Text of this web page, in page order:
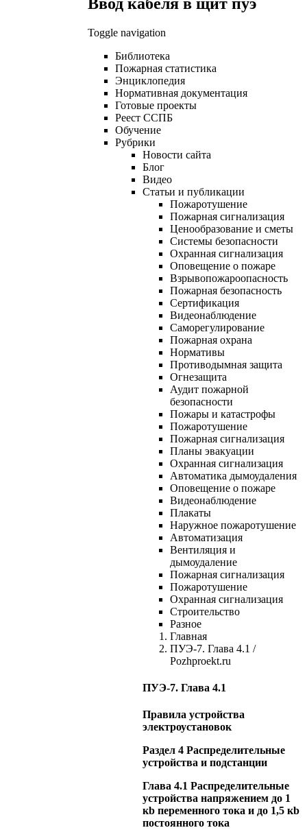
Toggle navigation
Библиотека
Пожарная статистика
Энциклопедия
Нормативная документация
Готовые проекты
Реест ССПБ
Обучение
Рубрики
Новости сайта
Блог
Видео
Статьи и публикации
Пожаротушение
Пожарная сигнализация
Ценообразование и сметы
Системы безопасности
Охранная сигнализация
Оповещение о пожаре
Взрывопожароопасность
Пожарная безопасность
Сертификация
Видеонаблюдение
Саморегулирование
Пожарная охрана
Нормативы
Противодымная защита
Огнезащита
Аудит пожарной
безопасности
Пожары и катастрофы
Пожаротушение
Пожарная сигнализация
Планы эвакуации
Охранная сигнализация
Автоматика дымоудаления
Оповещение о пожаре
Видеонаблюдение
Плакаты
Наружное пожаротушение
Автоматизация
Вентиляция и
дымоудаление
Пожарная сигнализация
Пожаротушение
Охранная сигнализация
Строительство
Разное
Главная
ПУЭ-7. Глава 4.1 /
Pozhproekt.ru
ПУЭ-7. Глава 4.1
Правила устройства
электроустановок
Раздел 4 Распределительные
устройства и подстанции
Глава 4.1 Распределительные
устройства напряжением до 1
кb переменного тока и до 1,5 кb
постоянного тока